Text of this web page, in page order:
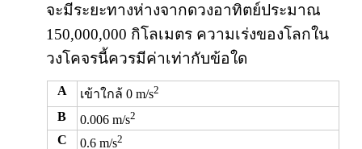
จะมีระยะทางห่างจากดวงอาทิตย์ประมาณ
150,000,000 กิโลเมตร ความเร่งของโลกใน
วงโคจรนี้ควรมีค่าเท่ากับข้อใด
A เข้าใกล้ 0 m/s2
B 0.006 m/s2
C 0.6 m/s2